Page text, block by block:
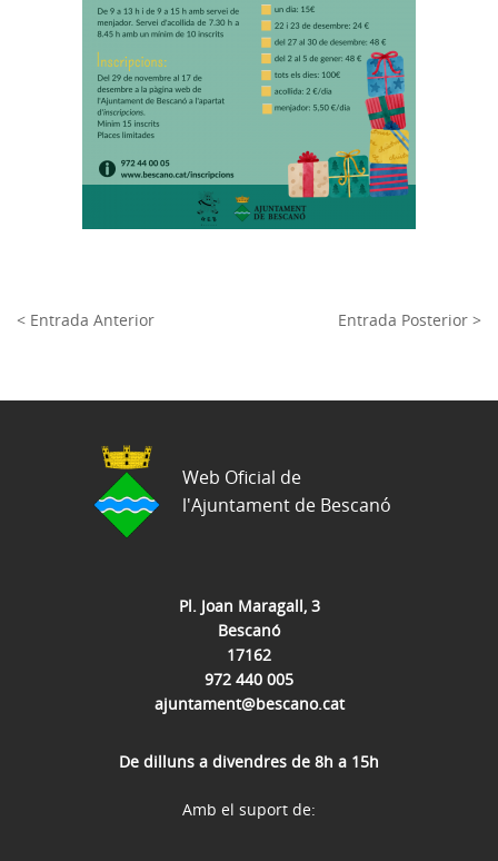
< Entrada Anterior Entrada Posterior >
Pl. Joan Maragall, 3
Bescanó
17162
972 440 005
ajuntament@bescano.cat
De dilluns a divendres de 8h a 15h
Web Oficial de
l'Ajuntament de Bescanó
Amb el suport de: